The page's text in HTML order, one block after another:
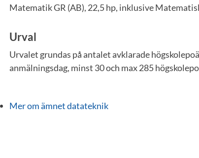
Matematik GR (AB), 22,5 hp, inklusive
Urval
Urvalet grundas på antalet avklarade
anmälningsdag, minst 30 och max 285
Mer om ämnet datateknik